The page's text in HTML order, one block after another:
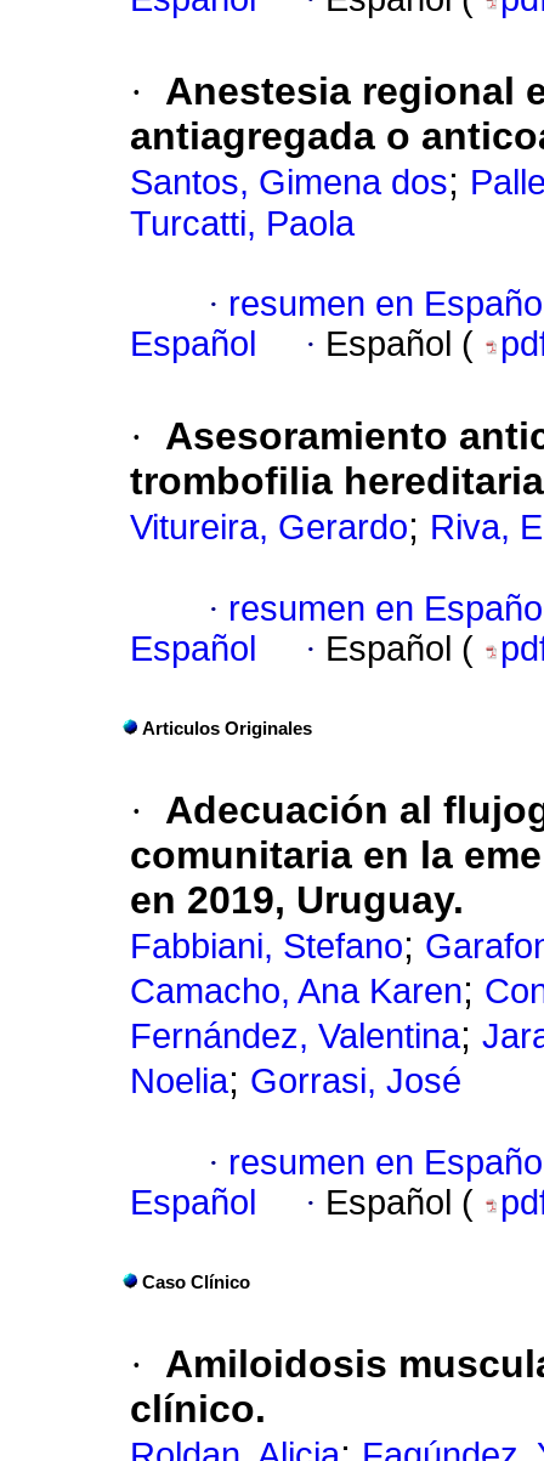
·
Anestesia regional
antiagregada o
Santos, Gimena dos;
Turcatti, Paola
· resumen en
Español
· Español (
·
Asesoramiento
trombofilia hereditaria
Vitureira, Gerardo; Riva,
· resumen en
Español
· Español (
Articulos Originales
·
Adecuación al
comunitaria en la
en 2019, Uruguay.
Fabbiani, Stefano;
Camacho, Ana Karen;
Fernández, Valentina;
Noelia; Gorrasi, José
· resumen en
Español
· Español (
Caso Clínico
·
Amiloidosis
clínico.